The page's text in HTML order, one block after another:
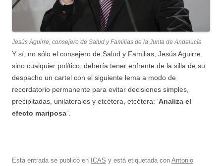
Jesús Aguirre, consejero de Salud y Familias de la Junta de Andalucía
Y sí, no sólo el consejero de Salud y Familias, Jesús Aguirre,
sino cualquier político, debería tener enfrente de la silla de su
despacho un cartel con el siguiente lema a modo de
recordatorio permanente para evitar decisiones simples,
precipitadas, unilaterales y etcétera, etcétera: ‘Analiza el
efecto mariposa”.
Esta entrada se publicó en ICAS y está etiquetada con Antonio